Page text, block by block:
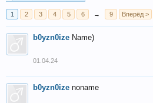
1 2 3 4 5 6 → 9 Вперёд >
b0yzn0ize Name)
01.04.24
b0yzn0ize noname